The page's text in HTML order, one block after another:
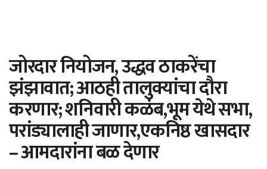
जोरदार नियोजन, उद्धव ठाकरेंचा
झंझावात; आठही तालुक्यांचा दौरा
करणार; शनिवारी कळंब,भूम येथे सभा,
परांड्यालाही जाणार,एकनिष्ठ खासदार
– आमदारांना बळ देणार